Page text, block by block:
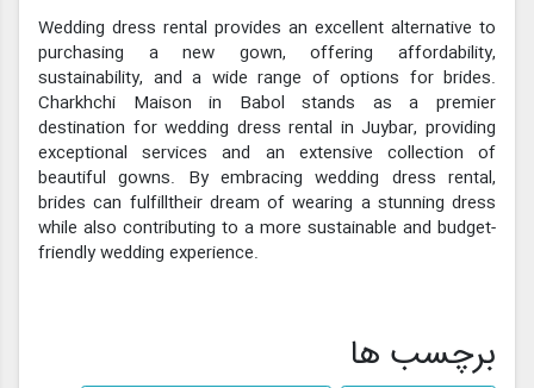
Wedding dress rental provides an excellent alternative to
purchasing a new gown, offering affordability,
sustainability, and a wide range of options for brides.
Charkhchi Maison in Babol stands as a premier
destination for wedding dress rental in Juybar, providing
exceptional services and an extensive collection of
beautiful gowns. By embracing wedding dress rental,
brides can fulfilltheir dream of wearing a stunning dress
while also contributing to a more sustainable and budget-
friendly wedding experience.
برچسب ها